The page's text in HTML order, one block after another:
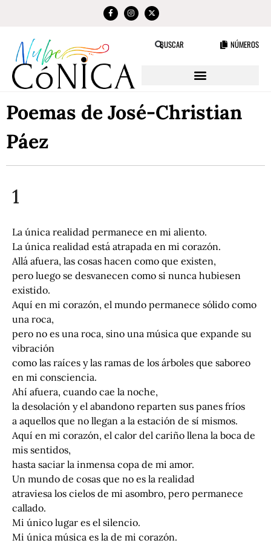
BUSCAR NÚMEROS
Poemas de José-Christian
Páez
1
La única realidad permanece en mi aliento.
La única realidad está atrapada en mi corazón.
Allá afuera, las cosas hacen como que existen,
pero luego se desvanecen como si nunca hubiesen
existido.
Aquí en mi corazón, el mundo permanece sólido como
una roca,
pero no es una roca, sino una música que expande su
vibración
como las raíces y las ramas de los árboles que saboreo
en mi consciencia.
Ahí afuera, cuando cae la noche,
la desolación y el abandono reparten sus panes fríos
a aquellos que no llegan a la estación de sí mismos.
Aquí en mi corazón, el calor del cariño llena la boca de
mis sentidos,
hasta saciar la inmensa copa de mi amor.
Un mundo de cosas que no es la realidad
atraviesa los cielos de mi asombro, pero permanece
callado.
Mi único lugar es el silencio.
Mi única música es la de mi corazón.